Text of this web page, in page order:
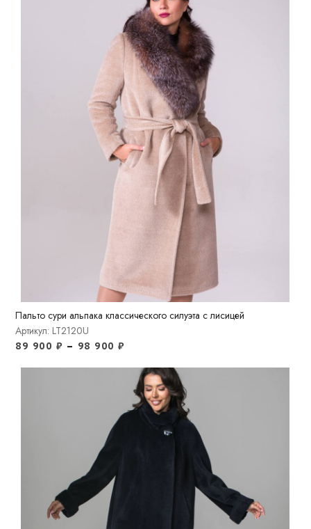
Пальто сури альпака классического силуэта с лисицей
Артикул: LT2120U
89 900 ₽ – 98 900₽